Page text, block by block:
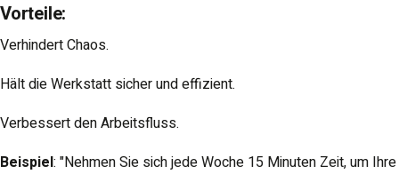
Vorteile:
Verhindert Chaos.
Hält die Werkstatt sicher und effizient.
Verbessert den Arbeitsfluss.
Beispiel: "Nehmen Sie sich jede Woche 15 Minuten Zeit, um Ihre